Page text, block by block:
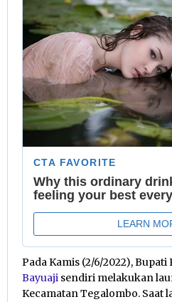
Pada Kamis (2/6/2022), Bupati
Bayuaji sendiri melakukan
Kecamatan Tegalombo. Saat